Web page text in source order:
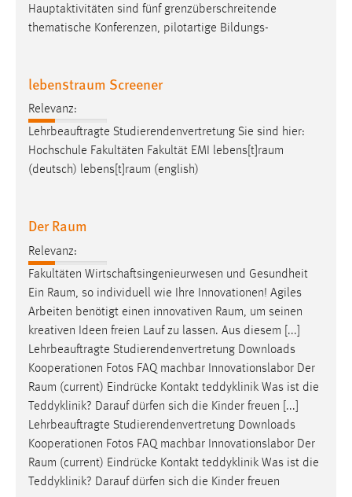
Hauptaktivitäten sind fünf grenzüberschreitende
thematische Konferenzen, pilotartige Bildungs-
lebenstraum Screener
Relevanz:
Lehrbeauftragte Studierendenvertretung Sie sind hier:
Hochschule Fakultäten Fakultät EMI lebens[t]raum
(deutsch) lebens[t]raum (english)
Der Raum
Relevanz:
Fakultäten Wirtschaftsingenieurwesen und Gesundheit
Ein Raum, so individuell wie Ihre Innovationen! Agiles
Arbeiten benötigt einen innovativen Raum, um seinen
kreativen Ideen freien Lauf zu lassen. Aus diesem [...]
Lehrbeauftragte Studierendenvertretung Downloads
Kooperationen Fotos FAQ machbar Innovationslabor Der
Raum (current) Eindrücke Kontakt teddyklinik Was ist die
Teddyklinik? Darauf dürfen sich die Kinder freuen [...]
Lehrbeauftragte Studierendenvertretung Downloads
Kooperationen Fotos FAQ machbar Innovationslabor Der
Raum (current) Eindrücke Kontakt teddyklinik Was ist die
Teddyklinik? Darauf dürfen sich die Kinder freuen
Google Ads
Google Ireland Limited
Zweck:
Facebook Pixel
_fbp
Anbieter:
Facebook
Zweck:
Conversion-Tracking
Cookie Laufzeit:
3 Monate